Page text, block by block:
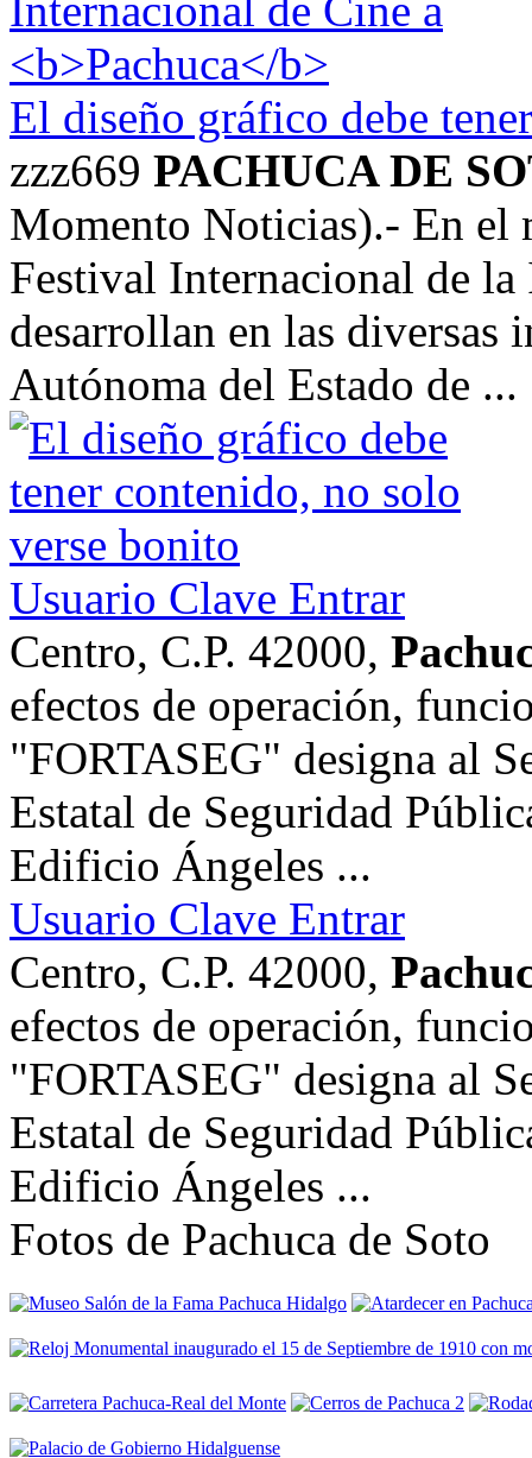
El diseño gráfico debe
zzz669 PACHUCA DE
Momento Noticias).- En el
Festival Internacional de
desarrollan en las diversas
Autónoma del Estado de ...
Usuario Clave Entrar
Centro, C.P. 42000,
efectos de operación,
"FORTASEG" designa al
Estatal de Seguridad
Edificio Ángeles ...
Usuario Clave Entrar
Centro, C.P. 42000,
efectos de operación,
"FORTASEG" designa al
Estatal de Seguridad
Edificio Ángeles ...
Fotos de Pachuca de Soto